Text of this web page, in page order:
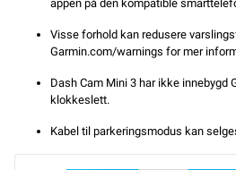
appen på den kompatible
Visse forhold kan redusere
Garmin.com/warnings for mer
Dash Cam Mini 3 har ikke innebygd
klokkeslett.
Kabel til parkeringsmodus kan